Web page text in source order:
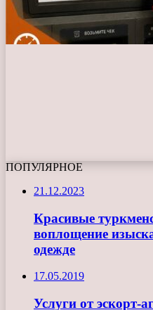
ПОПУЛЯРНОЕ
21.12.2023
Красивые
воплощение
одежде
17.05.2019
Услуги от эскорт-